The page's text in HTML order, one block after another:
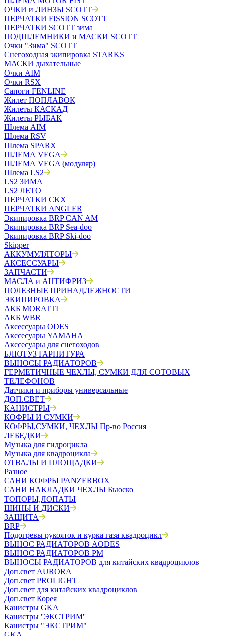
ОЧКИ и ЛИНЗЫ SCOTT
ПЕРЧАТКИ FISSION SCOTT
ПЕРЧАТКИ SCOTT зима
ПОДШЛЕМНИКИ и МАСКИ SCOTT
Очки "Зима" SCOTT
Снегоходная экипировка STARKS
МАСКИ дыхательные
Очки AIM
Очки RSX
Сапоги FENLINE
Жилет ПОПЛАВОК
Жилеты КАСКАД
Жилеты РЫБАК
Шлема AIM
Шлема RSV
Шлема SPARX
ШЛЕМА VEGA
ШЛЕМА VEGA (модуляр)
Шлема LS2
LS2 ЗИМА
LS2 ЛЕТО
ПЕРЧАТКИ CKX
ПЕРЧАТКИ ANGLER
Экипировка BRP CAN AM
Экипировка BRP Sea-doo
Экипировка BRP Ski-doo
Skipper
АККУМУЛЯТОРЫ
АКСЕССУАРЫ
ЗАПЧАСТИ
МАСЛА и АНТИФРИЗ
ПОЛЕЗНЫЕ ПРИНАДЛЕЖНОСТИ
ЭКИПИРОВКА
АКБ MORATTI
АКБ WBR
Аксессуары ODES
Акссесуары YAMAHA
Акссесуары для снегоходов
БЛЮТУЗ ГАРНИТУРА
ВЫНОСЫ РАДИАТОРОВ
ГЕРМЕТИЧНЫЕ ЧЕХЛЫ, СУМКИ ДЛЯ СОТОВЫХ
ТЕЛЕФОНОВ
Датчики и приборы универсальные
ДОП.СВЕТ
КАНИСТРЫ
КОФРЫ И СУМКИ
КОФРЫ,СУМКИ, ЧЕХЛЫ Пр-во Россия
ЛЕБЕДКИ
Музыка для гидроцикла
Музыка для квадроцикла
ОТВАЛЫ И ПЛОЩАДКИ
Разное
САНИ КОФРЫ PANZERBOX
САНИ НАКЛАДКИ ЧЕХЛЫ Бьюско
ТОПОРЫ,ЛОПАТЫ
ШИНЫ И ДИСКИ
ЗАЩИТА
BRP
Подогревы рукояток и курка газа квадроцикл
ВЫНОС РАДИАТОРОВ AODES
ВЫНОС РАДИАТОРОВ РМ
ВЫНОСЫ РАДИАТОРОВ для китайских квадроциклов
Доп.свет AURORA
Доп.свет PROLIGHT
Доп.свет для китайских квадроциклов
Доп.свет Корея
Канистры GKA
Канистры ''ЭКСТРИМ''
Канистры "ЭКСТРИМ"